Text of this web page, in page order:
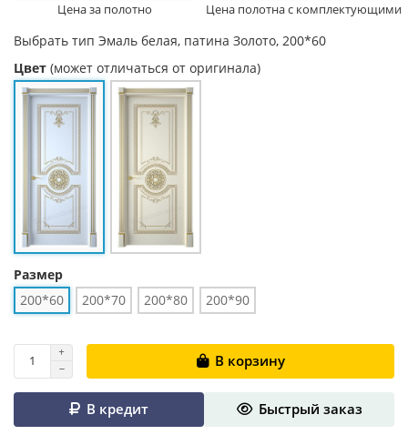
Цена за полотно Цена полотна с комплектующими
Выбрать тип Эмаль белая, патина Золото, 200*60
Цвет (может отличаться от оригинала)
Размер
200*60
200*70 200*80 200*90
В корзину
В кредит Быстрый заказ